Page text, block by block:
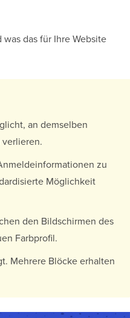
das für Ihre Website
an demselben
zu
Möglichkeit
den Bildschirmen des
Farbprofil.
Mehrere Blöcke erhalten